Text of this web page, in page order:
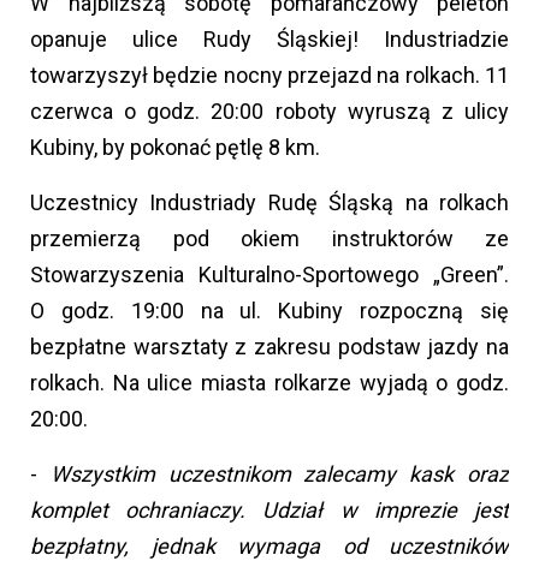
opanuje ulice Rudy Śląskiej! Industriadzie
towarzyszył będzie nocny przejazd na rolkach. 11
czerwca o godz. 20:00 roboty wyruszą z ulicy
Kubiny, by pokonać pętlę 8 km.
Uczestnicy Industriady Rudę Śląską na rolkach
przemierzą pod okiem instruktorów ze
Stowarzyszenia Kulturalno-Sportowego „Green”.
O godz. 19:00 na ul. Kubiny rozpoczną się
bezpłatne warsztaty z zakresu podstaw jazdy na
rolkach. Na ulice miasta rolkarze wyjadą o godz.
20:00.
-
Wszystkim uczestnikom zalecamy kask oraz
komplet ochraniaczy. Udział w imprezie jest
bezpłatny, jednak wymaga od uczestników